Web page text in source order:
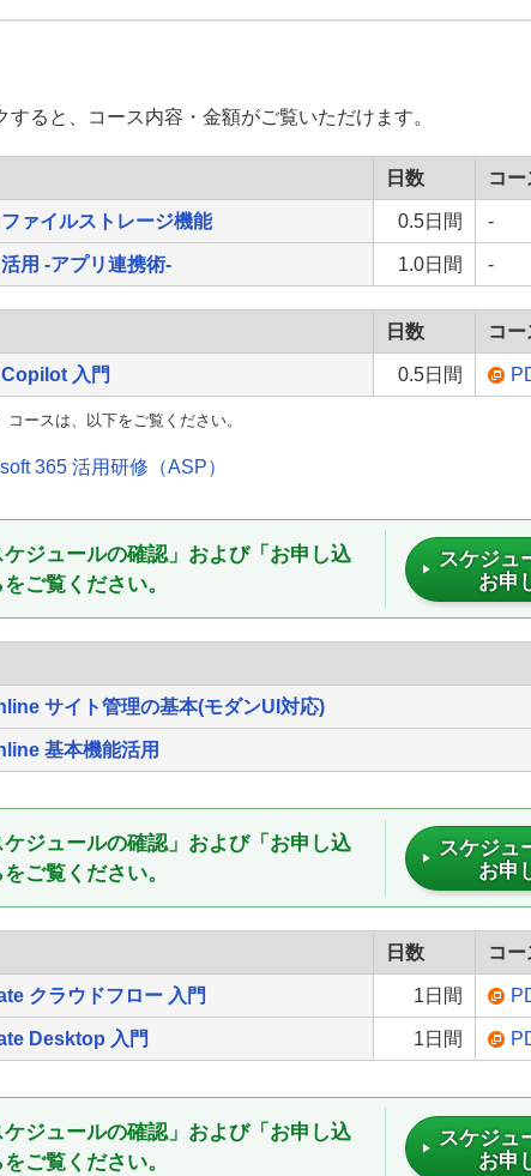
すると、コース内容・金額がご覧いただけます。
日数 コ
ァイルストレージ機能 0.5日間 -
用 -アプリ連携術- 1.0日間 -
日数 コ
入門 0.5日間
コースは、以下をご覧ください。
365 活用研修（ASP）
ジュールの確認」および「お申し込
ご覧ください。
スケジュ
お申
サイト管理の基本(モダンUI対応)
基本機能活用
ジュールの確認」および「お申し込
ご覧ください。
スケジュ
お申
日数 コ
クラウドフロー 入門 1日間
Desktop 入門 1日間
ジュールの確認」および「お申し込
ご覧ください。
スケジュ
お申